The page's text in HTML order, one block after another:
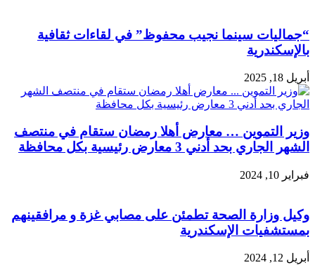
“جماليات سينما نجيب محفوظ” في لقاءات ثقافية
بالإسكندرية
أبريل 18, 2025
وزير التموين … معارض أهلا رمضان ستقام في منتصف
الشهر الجاري بحد أدني 3 معارض رئيسية بكل محافظة
فبراير 10, 2024
وكيل وزارة الصحة تطمئن على مصابي غزة و مرافقينهم
بمستشفيات الإسكندرية
أبريل 12, 2024